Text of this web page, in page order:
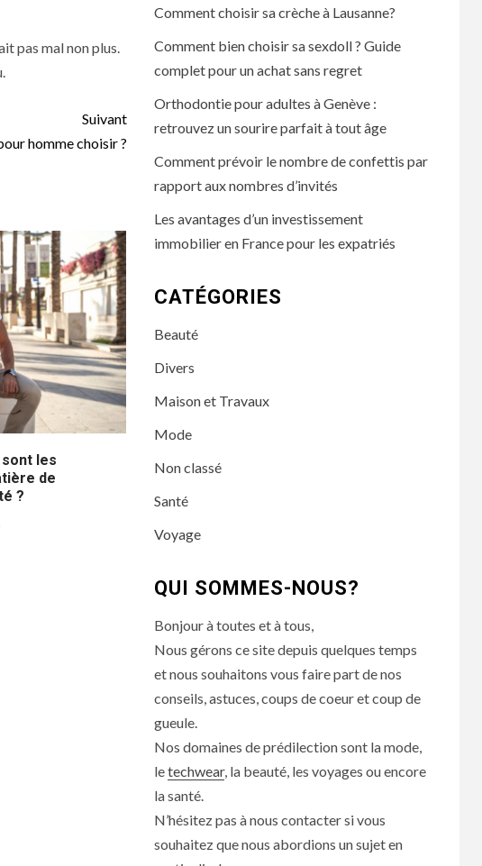
pas mal non plus.
Suivant
homme choisir ?
sont les
de
?
Comment choisir sa crèche à Lausanne?
Comment bien choisir sa sexdoll ? Guide
complet pour un achat sans regret
Orthodontie pour adultes à Genève :
retrouvez un sourire parfait à tout âge
Comment prévoir le nombre de confettis par
rapport aux nombres d’invités
Les avantages d’un investissement
immobilier en France pour les expatriés
CATÉGORIES
Beauté
Divers
Maison et Travaux
Mode
Non classé
Santé
Voyage
QUI SOMMES-NOUS?
Bonjour à toutes et à tous,
Nous gérons ce site depuis quelques temps
et nous souhaitons vous faire part de nos
conseils, astuces, coups de coeur et coup de
gueule.
Nos domaines de prédilection sont la mode,
letechwear, la beauté, les voyages ou encore
la santé.
N’hésitez pas à nous contacter si vous
souhaitez que nous abordions un sujet en